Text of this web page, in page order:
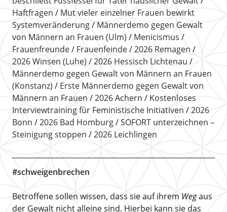
Haftfragen
Mut vieler einzelner Frauen bewirkt
Systemveränderung
Männerdemo gegen Gewalt
von Männern an Frauen (Ulm)
Menicismus
Frauenfreunde
Frauenfeinde
2026 Remagen
2026 Winsen (Luhe)
2026 Hessisch Lichtenau
Männerdemo gegen Gewalt von Männern an Frauen
(Konstanz)
Erste Männerdemo gegen Gewalt von
Männern an Frauen
2026 Achern
Kostenloses
Interviewtraining für Feministische Initiativen
2026
Bonn
2026 Bad Homburg
SOFORT unterzeichnen –
Steinigung stoppen
2026 Leichlingen
#schweigenbrechen
Betroffene sollen wissen, dass sie auf ihrem Wegaus
der Gewalt nicht alleine sind. Hierbei kann sie das